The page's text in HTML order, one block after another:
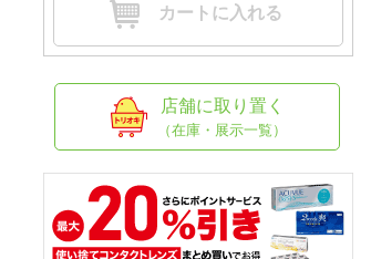
カートに入れる
店舗に取り置く
（在庫・展示一覧）